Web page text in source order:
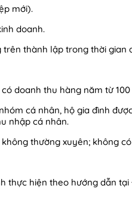
mới).
doanh.
thành lập trong thời gian
doanh thu hàng năm từ
cá nhân, hộ gia đình
nhập cá nhân.
thường xuyên; không
thực hiện theo hướng dẫn